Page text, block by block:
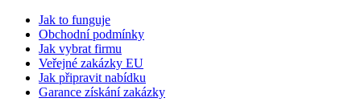
Jak to funguje
Obchodní podmínky
Jak vybrat firmu
Veřejné zakázky EU
Jak připravit nabídku
Garance získání zakázky